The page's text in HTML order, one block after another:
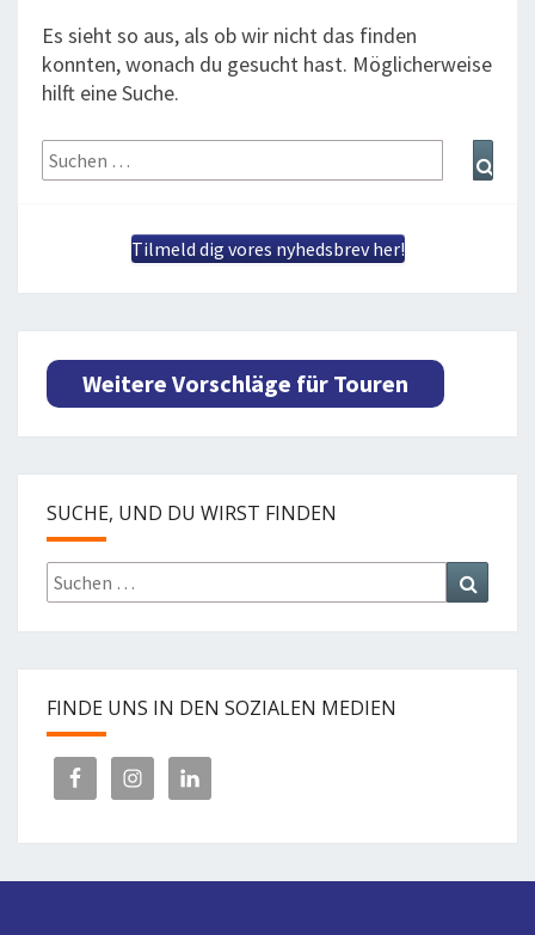
BUCHUNG
VORTRAG
ÜBER UNS
Es sieht so aus, als ob wir nicht das finden
konnten, wonach du gesucht hast. Möglicherweise
hilft eine Suche.
Suchen
nach:
Tilmeld dig vores nyhedsbrev her!
Weitere Vorschläge für Touren
SUCHE, UND DU WIRST FINDEN
Suchen
nach:
FINDE UNS IN DEN SOZIALEN MEDIEN